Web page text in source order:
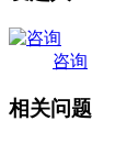
咨询
相关问题